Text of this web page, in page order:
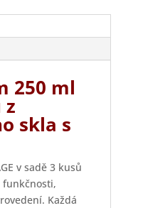
250 ml
z
skla s
v sadě 3 kusů
Každá